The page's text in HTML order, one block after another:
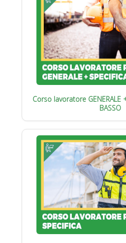
Corso lavoratore GENERALE
BASSO